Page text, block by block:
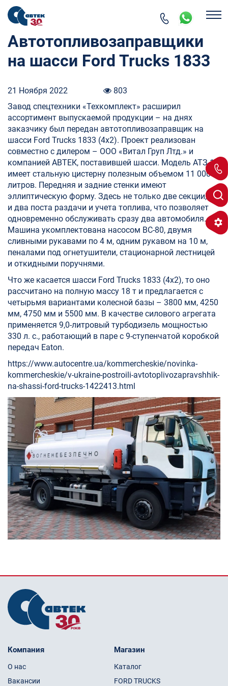
Автотопливозаправщики
на шасси Ford Trucks 1833
21 Ноября 2022
803
Завод спецтехники «Техкомплект» расширил
ассортимент выпускаемой продукции – на днях
заказчику был передан автотопливозаправщик на
шасси Ford Trucks 1833 (4х2). Проект реализован
совместно с дилером – ООО «Витал Груп Лтд.» и
компанией АВТЕК, поставившей шасси. Модель АТЗ-11
имеет стальную цистерну полезным объемом 11 000
литров. Передняя и задние стенки имеют
эллиптическую форму. Здесь не только две секции, но
и два поста раздачи и учета топлива, что позволяет
одновременно обслуживать сразу два автомобиля.
Машина укомплектована насосом ВС-80, двумя
сливными рукавами по 4 м, одним рукавом на 10 м,
пеналами под огнетушители, стационарной лестницей
и откидными поручнями.
Что же касается шасси Ford Trucks 1833 (4х2), то оно
рассчитано на полную массу 18 т и предлагается с
четырьмя вариантами колесной базы – 3800 мм, 4250
мм, 4750 мм и 5500 мм. В качестве силового агрегата
применяется 9,0-литровый турбодизель мощностью
330 л. с., работающий в паре с 9-ступенчатой коробкой
передач Eaton.
https://www.autocentre.ua/kommercheskie/novinka-
kommercheskie/v-ukraine-postroili-avtotoplivozapravshhik-
na-shassi-ford-trucks-1422413.html
Компания
О нас
Вакансии
Магазин
Каталог
FORD TRUCKS